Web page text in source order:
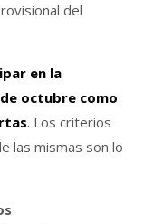
del
en la
octubre como
. Los criterios
las mismas son lo